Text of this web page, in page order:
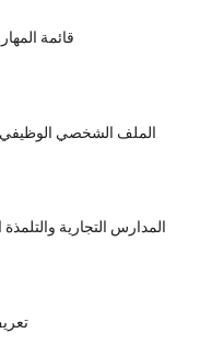
قائمة
الملف الشخصي
المدارس التجارية والتلمذة